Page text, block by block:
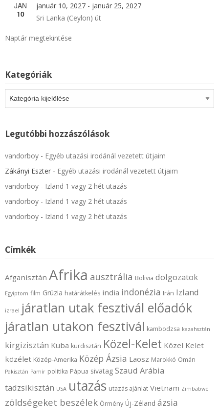
JAN
10
január 10, 2027 - január 25, 2027
Sri Lanka (Ceylon) út
Naptár megtekintése
Kategóriák
Kategóriák
Legutóbbi hozzászólások
vandorboy - Egyéb utazási irodánál vezetett útjaim
Zákányi Eszter - Egyéb utazási irodánál vezetett útjaim
vandorboy - Izland 1 vagy 2 hét utazás
vandorboy - Izland 1 vagy 2 hét utazás
vandorboy - Izland 1 vagy 2 hét utazás
Címkék
Afganisztán Afrika ausztrália Bolivia dolgozatok
Egyiptom film Grúzia határátkelés india indonézia Irán Izland
izrael járatlan utak fesztivál előadók
járatlan utakon fesztivál kambodzsa kazahsztán
kirgizisztán Kuba kurdisztán Közel-Kelet Közel Kelet
közélet Közép-Amerika Közép Ázsia Laosz Marokkó Omán
Pakisztán Pamír politika Pápua sivatag Szaud Arábia
tadzsikisztán USA utazás utazás ajánlat Vietnam Zimbabwe
zöldségeket beszélek Örmény Új-Zéland ázsia